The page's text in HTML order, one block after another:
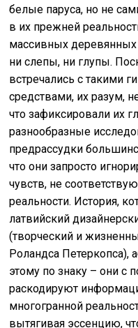
белые паруса, но не
в их прежней
массивных
ни слепы, ни глупы.
встречались с такими
средствами, их разум,
что зафиксировали их
разнообразные
предрассудки
что они запросто
чувств, не
реальности. История,
латвийский
(творческий и
Роландса Петеркопса),
этому по знаку – они
раскодируют
многогранной
вытягивая эссенцию,